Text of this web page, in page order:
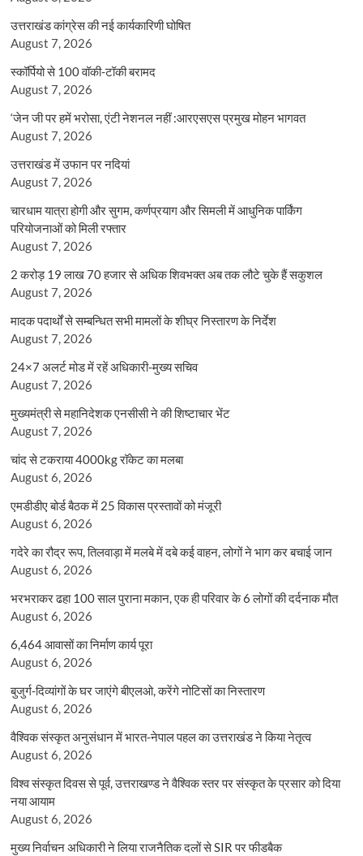
उत्तराखंड कांग्रेस की नई कार्यकारिणी घोषित
August 7, 2026
स्कॉर्पियो से 100 वॉकी-टॉकी बरामद
August 7, 2026
‘जेन जी पर हमें भरोसा, एंटी नेशनल नहीं :आरएसएस प्रमुख मोहन भागवत
August 7, 2026
उत्तराखंड में उफान पर नदियां
August 7, 2026
चारधाम यात्रा होगी और सुगम, कर्णप्रयाग और सिमली में आधुनिक पार्किंग
परियोजनाओं को मिली रफ्तार
August 7, 2026
2 करोड़ 19 लाख 70 हजार से अधिक शिवभक्त अब तक लौटे चुके हैं सकुशल
August 7, 2026
मादक पदार्थों से सम्बन्धित सभी मामलों के शीघ्र निस्तारण के निर्देश
August 7, 2026
24×7 अलर्ट मोड में रहें अधिकारी-मुख्य सचिव
August 7, 2026
मुख्यमंत्री से महानिदेशक एनसीसी ने की शिष्टाचार भेंट
August 7, 2026
चांद से टकराया 4000kg रॉकेट का मलबा
August 6, 2026
एमडीडीए बोर्ड बैठक में 25 विकास प्रस्तावों को मंजूरी
August 6, 2026
गदेरे का रौद्र रूप, तिलवाड़ा में मलबे में दबे कई वाहन, लोगों ने भाग कर बचाई जान
August 6, 2026
भरभराकर ढहा 100 साल पुराना मकान, एक ही परिवार के 6 लोगों की दर्दनाक मौत
August 6, 2026
6,464 आवासों का निर्माण कार्य पूरा
August 6, 2026
बुजुर्ग-दिव्यांगों के घर जाएंगे बीएलओ, करेंगे नोटिसों का निस्तारण
August 6, 2026
वैश्विक संस्कृत अनुसंधान में भारत-नेपाल पहल का उत्तराखंड ने किया नेतृत्व
August 6, 2026
विश्व संस्कृत दिवस से पूर्व, उत्तराखण्ड ने वैश्विक स्तर पर संस्कृत के प्रसार को दिया
नया आयाम
August 6, 2026
मुख्य निर्वाचन अधिकारी ने लिया राजनैतिक दलों से SIR पर फीडबैक